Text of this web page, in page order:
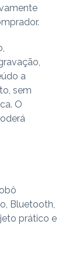
a
sem
O
Bluetooth,
prático e